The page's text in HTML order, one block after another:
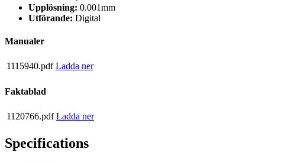
Upplösning: 0.001mm
Utförande: Digital
Manualer
1115940.pdf Ladda ner
Faktablad
1120766.pdf Ladda ner
Specifications